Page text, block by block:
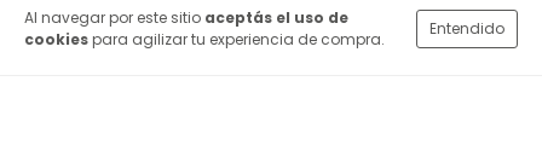
Al navegar por este sitio aceptás el uso de
cookiespara agilizar tu experiencia de compra.
Entendido